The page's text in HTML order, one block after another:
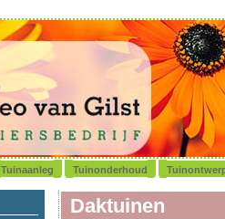
Tuinaanleg Tuinonderhoud
Daktuinen